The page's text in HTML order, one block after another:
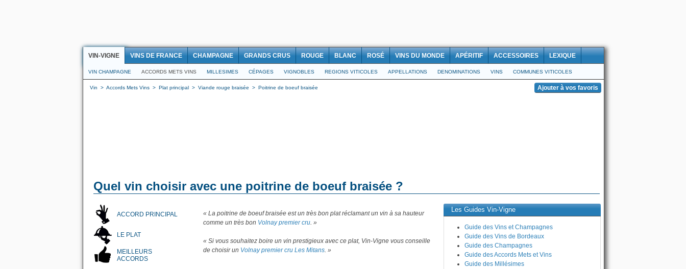
VIN-VIGNE VINS DE FRANCE CHAMPAGNE GRANDS CRUS ROUGE BLANC ROSÉ VINS DU MONDE APÉRITIF ACCESSOIRES LEXIQUE
VIN CHAMPAGNE ACCORDS METS VINS MILLESIMES CÉPAGES VIGNOBLES REGIONS VITICOLES APPELLATIONS DENOMINATIONS VINS COMMUNES VITICOLES
Vin > Accords Mets Vins > Plat principal > Viande rouge braisée > Poitrine de boeuf braisée
Quel vin choisir avec une poitrine de boeuf braisée ?
ACCORD PRINCIPAL
LE PLAT
MEILLEURS
ACCORDS
« La poitrine de boeuf braisée est un très bon plat réclamant un vin à sa hauteur
comme un très bon Volnay premier cru. »
« Si vous souhaitez boire un vin prestigieux avec ce plat, Vin-Vigne vous conseille
de choisir un Volnay premier cru Les Mitans. »
Les Guides Vin-Vigne
Guide des Vins et Champagnes
Guide des Vins de Bordeaux
Guide des Champagnes
Guide des Accords Mets et Vins
Guide des Millésimes